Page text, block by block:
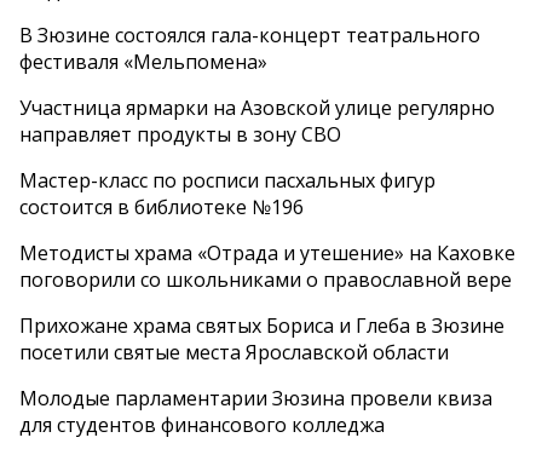
В Зюзине состоялся гала-концерт театрального
фестиваля «Мельпомена»
Участница ярмарки на Азовской улице регулярно
направляет продукты в зону СВО
Мастер-класс по росписи пасхальных фигур
состоится в библиотеке №196
Методисты храма «Отрада и утешение» на Каховке
поговорили со школьниками о православной вере
Прихожане храма святых Бориса и Глеба в Зюзине
посетили святые места Ярославской области
Молодые парламентарии Зюзина провели квиза
для студентов финансового колледжа